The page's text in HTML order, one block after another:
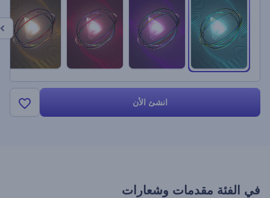
انشئ الأن
في الفئة مقدمات وشعارات